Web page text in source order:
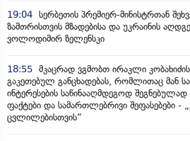
19:04 სერბეთის პრემიერ-მინისტრთან
ზამთრისთვის მზადებისა და უკრაინის
ვოლოდიმირ ზელენსკი
18:55 მკაცრად ვგმობთ ირაკლი
გაკეთებულ განცხადებას, რომლითაც მან
ინტერესების საწინააღმდეგოდ
ფაქტები და სამართლებრივი შეფასებები -
ცვლილებისთვის“